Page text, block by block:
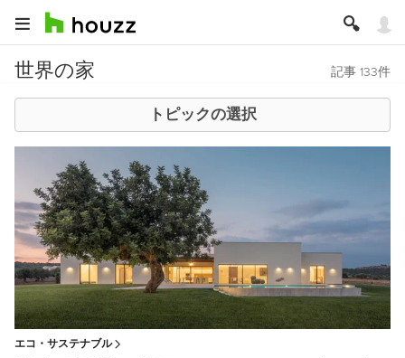
世界の家 記事 133件
トピックの選択
エコ・サステナブル